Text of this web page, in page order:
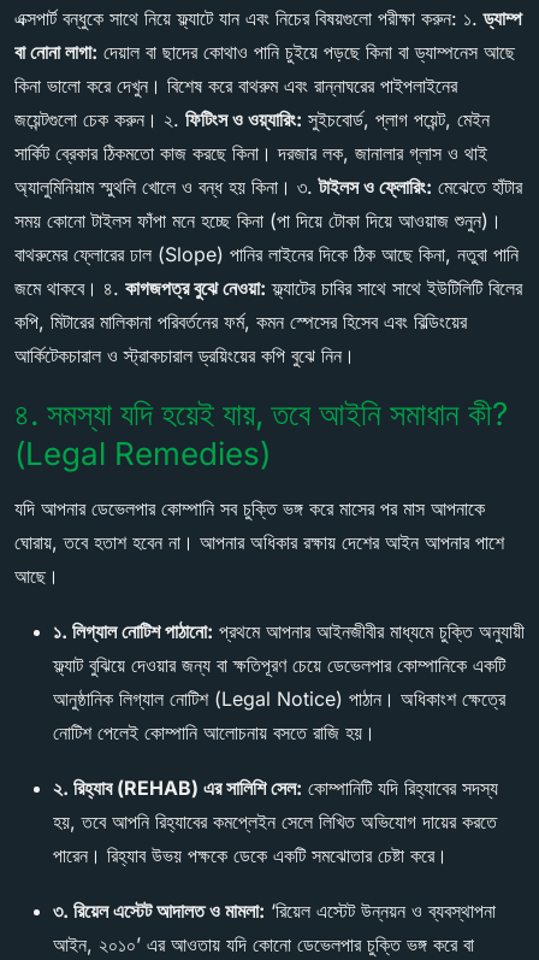
এক্সপার্ট বন্ধুকে সাথে নিয়ে ফ্ল্যাটে যান এবং নিচের বিষয়গুলো পরীক্ষা করুন: ১.ড্যাম্প
বা নোনা লাগা: দেয়াল বা ছাদের কোথাও পানি চুইয়ে পড়ছে কিনা বা ড্যাম্পনেস আছে
কিনা ভালো করে দেখুন। বিশেষ করে বাথরুম এবং রান্নাঘরের পাইপলাইনের
জয়েন্টগুলো চেক করুন। ২. ফিটিংস ও ওয়্যারিং: সুইচবোর্ড, প্লাগ পয়েন্ট, মেইন
সার্কিট ব্রেকার ঠিকমতো কাজ করছে কিনা। দরজার লক, জানালার গ্লাস ও থাই
অ্যালুমিনিয়াম স্মুথলি খোলে ও বন্ধ হয় কিনা। ৩.টাইলস ও ফ্লোরিং: মেঝেতে হাঁটার
সময় কোনো টাইলস ফাঁপা মনে হচ্ছে কিনা (পা দিয়ে টোকা দিয়ে আওয়াজ শুনুন)।
বাথরুমের ফ্লোরের ঢাল (Slope) পানির লাইনের দিকে ঠিক আছে কিনা, নতুবা পানি
জমে থাকবে। ৪. কাগজপত্র বুঝে নেওয়া: ফ্ল্যাটের চাবির সাথে সাথে ইউটিলিটি বিলের
কপি, মিটারের মালিকানা পরিবর্তনের ফর্ম, কমন স্পেসের হিসেব এবং বিল্ডিংয়ের
আর্কিটেকচারাল ও স্ট্রাকচারাল ড্রয়িংয়ের কপি বুঝে নিন।
৪. সমস্যা যদি হয়েই যায়, তবে আইনি সমাধান কী?
(Legal Remedies)
যদি আপনার ডেভেলপার কোম্পানি সব চুক্তি ভঙ্গ করে মাসের পর মাস আপনাকে
ঘোরায়, তবে হতাশ হবেন না। আপনার অধিকার রক্ষায় দেশের আইন আপনার পাশে
আছে।
১. লিগ্যাল নোটিশ পাঠানো: প্রথমে আপনার আইনজীবীর মাধ্যমে চুক্তি অনুযায়ী
ফ্ল্যাট বুঝিয়ে দেওয়ার জন্য বা ক্ষতিপূরণ চেয়ে ডেভেলপার কোম্পানিকে একটি
আনুষ্ঠানিক লিগ্যাল নোটিশ (Legal Notice) পাঠান। অধিকাংশ ক্ষেত্রে
নোটিশ পেলেই কোম্পানি আলোচনায় বসতে রাজি হয়।
২. রিহ্যাব (REHAB) এর সালিশি সেল: কোম্পানিটি যদি রিহ্যাবের সদস্য
হয়, তবে আপনি রিহ্যাবের কমপ্লেইন সেলে লিখিত অভিযোগ দায়ের করতে
পারেন। রিহ্যাব উভয় পক্ষকে ডেকে একটি সমঝোতার চেষ্টা করে।
৩. রিয়েল এস্টেট আদালত ও মামলা: ‘রিয়েল এস্টেট উন্নয়ন ও ব্যবস্থাপনা
আইন, ২০১০’ এর আওতায় যদি কোনো ডেভেলপার চুক্তি ভঙ্গ করে বা